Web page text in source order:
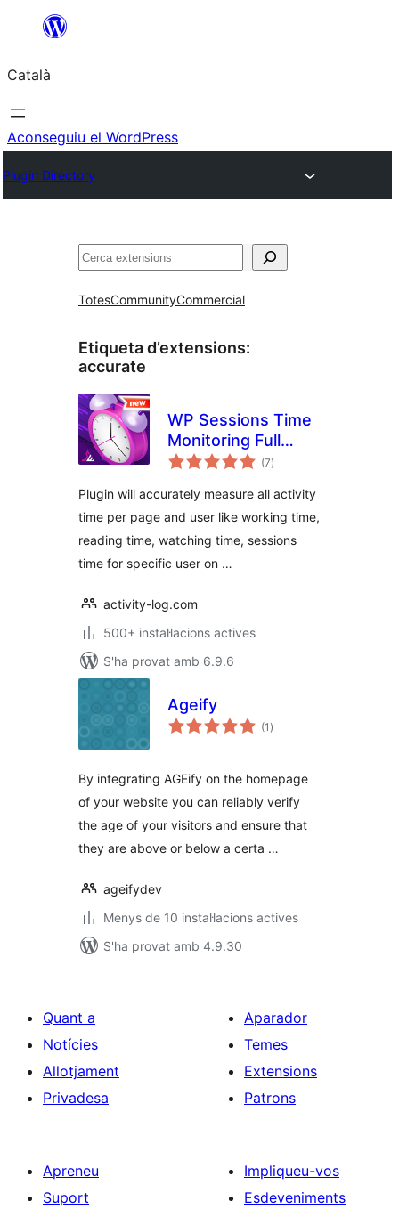
contingut
Català
Aconseguiu el WordPress
Plugin Directory
Cerca
TotesCommunityCommercial
Etiqueta d’extensions:
accurate
WP Sessions Time
Monitoring Full
Automatic
(7puntuacions
totals
)
Plugin will accurately measure all activity
time per page and user like working time,
reading time, watching time, sessions
time for specific user on …
activity-log.com
500+ instal·lacions actives
S'ha provat amb 6.9.6
Ageify
(1 puntuacions
totals
)
By integrating AGEify on the homepage
of your website you can reliably verify
the age of your visitors and ensure that
they are above or below a certa …
ageifydev
Menys de 10 instal·lacions actives
S'ha provat amb 4.9.30
Quant a
Notícies
Allotjament
Privadesa
Aparador
Temes
Extensions
Patrons
Apreneu
Suport
Impliqueu-vos
Esdeveniments